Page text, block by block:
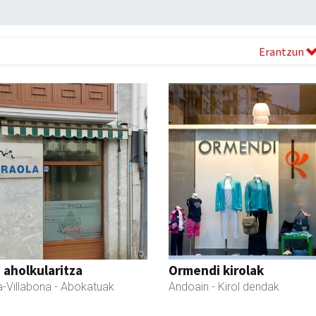
Erantzun
aholkularitza
Villabona - Abokatuak
Ormendi kirolak
Andoain - Kirol dendak